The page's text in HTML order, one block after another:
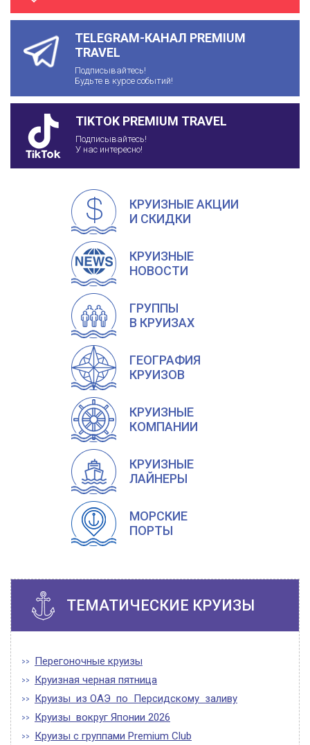
TELEGRAM-КАНАЛ PREMIUM
TRAVEL
Подписывайтесь!
Будьте в курсе событий!
TIKTOK PREMIUM TRAVEL
Подписывайтесь!
У нас интересно!
КРУИЗНЫЕ АКЦИИ
И СКИДКИ
КРУИЗНЫЕ
НОВОСТИ
ГРУППЫ
В КРУИЗАХ
ГЕОГРАФИЯ
КРУИЗОВ
КРУИЗНЫЕ
КОМПАНИИ
КРУИЗНЫЕ
ЛАЙНЕРЫ
МОРСКИЕ
ПОРТЫ
ТЕМАТИЧЕСКИЕ КРУИЗЫ
Перегоночные круизы
Круизная черная пятница
Круизы из ОАЭ по Персидскому заливу
Круизы вокруг Японии 2026
Круизы с группами Premium Club